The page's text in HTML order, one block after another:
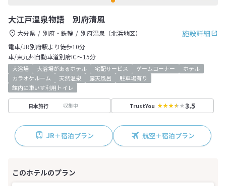
大江戸温泉物語 別府清風
施設詳細
大分県 別府・鉄輪
別府温泉（北浜地区）
電車/JR別府駅より徒歩10分
車/東九州自動車道別府IC～15分
大浴場 大浴場があるホテル 宅配サービス ゲームコーナー
ホテル
カラオケルーム
天然温泉 露天風呂
駐車場有り
館内に車いす利用トイレ
日本旅行 収集中 TrustYou 3.5
JR＋宿泊プラン 航空＋宿泊プラン